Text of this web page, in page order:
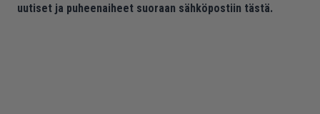
uutiset ja puheenaiheet suoraan sähköpostiin tästä.